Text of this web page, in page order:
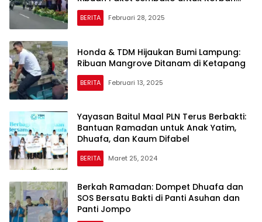
Banjir
BERITA Februari 28, 2025
Honda & TDM Hijaukan Bumi Lampung:
Ribuan Mangrove Ditanam di Ketapang
BERITA Februari 13, 2025
Yayasan Baitul Maal PLN Terus Berbakti:
Bantuan Ramadan untuk Anak Yatim,
Dhuafa, dan Kaum Difabel
BERITA Maret 25, 2024
Berkah Ramadan: Dompet Dhuafa dan
SOS Bersatu Bakti di Panti Asuhan dan
Panti Jompo